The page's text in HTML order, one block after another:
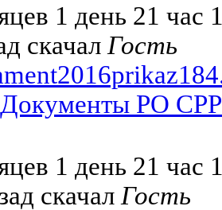
1 день 21 час
скачал Гость
Документы РО СРР
1 день 21 час
скачал Гость